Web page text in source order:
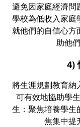
避免因家庭經濟問
學校為低收入家庭
就他們的自信心方
助他
4)
將生涯規劃教育納
可有效地協助學
生：聚焦培養學生
焦集中提